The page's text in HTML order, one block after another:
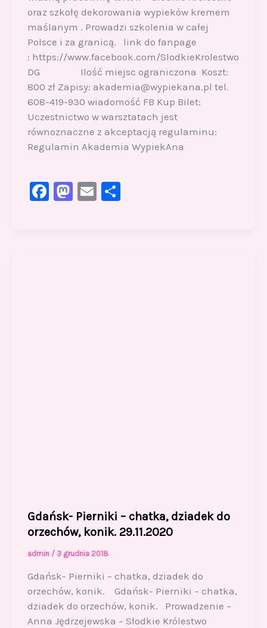
oraz szkołę dekorowania wypieków kremem
maślanym . Prowadzi szkolenia w całej
Polsce i za granicą. link do fanpage
: https://www.facebook.com/SlodkieKrolestwo
DG Ilość miejsc ograniczona Koszt:
800 zł Zapisy: akademia@wypiekana.pl tel.
608-419-930 wiadomość FB Kup Bilet:
Uczestnictwo w warsztatach jest
równoznaczne z akceptacją regulaminu:
Regulamin Akademia WypiekAna
F
M
E
Gdańsk- Pierniki – chatka, dziadek do
orzechów, konik. 29.11.2020
admin / 3 grudnia 2018
Gdańsk- Pierniki – chatka, dziadek do
orzechów, konik. Gdańsk- Pierniki – chatka,
dziadek do orzechów, konik. Prowadzenie –
Anna Jędrzejewska – Słodkie Królestwo